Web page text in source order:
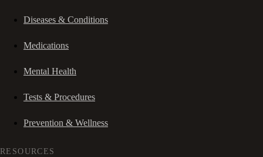
Diseases & Conditions
Medications
Mental Health
Tests & Procedures
Prevention & Wellness
RESOURCES